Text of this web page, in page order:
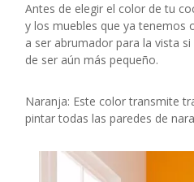
Antes de elegir el color de tu
y los muebles que ya tenemos
a ser abrumador para la vista
de ser aún más pequeño.
Naranja: Este color transmite
pintar todas las paredes de